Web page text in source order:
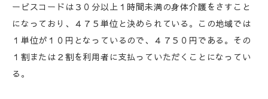
ービスコードは３０分以上１時間未満の身体介護をさすこと
になっており、４７５単位と決められている。この地域では
１単位が１０円となっているので、４７５０円である。その
１割または２割を利用者に支払っていただくことになってい
る。